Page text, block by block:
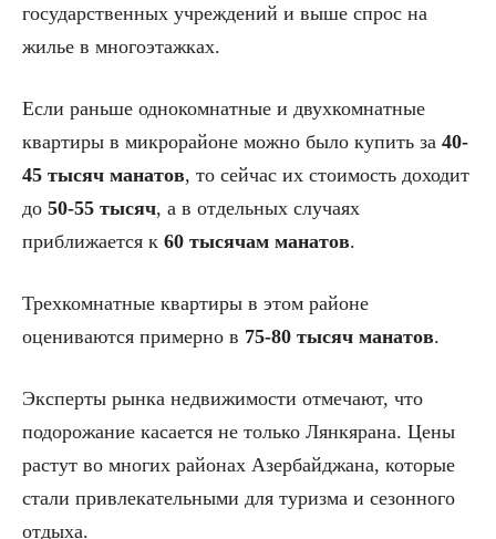
государственных учреждений и выше спрос на
жилье в многоэтажках.
Если раньше однокомнатные и двухкомнатные
квартиры в микрорайоне можно было купить за 40-
45 тысяч манатов, то сейчас их стоимость доходит
до 50-55 тысяч, а в отдельных случаях
приближается к 60 тысячам манатов.
Трехкомнатные квартиры в этом районе
оцениваются примерно в 75-80 тысяч манатов.
Эксперты рынка недвижимости отмечают, что
подорожание касается не только Лянкярана. Цены
растут во многих районах Азербайджана, которые
стали привлекательными для туризма и сезонного
отдыха.